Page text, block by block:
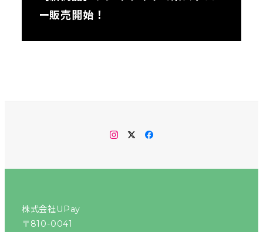
ー販売開始！
instagram
twitterfacebook
株式会社UPay
〒810-0041